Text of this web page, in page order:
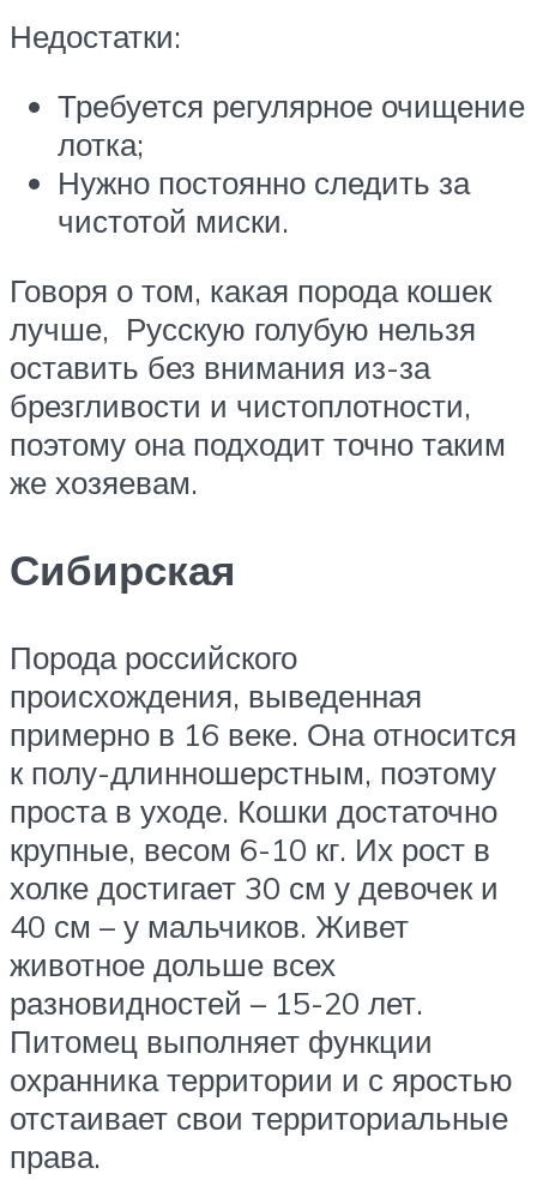
Недостатки:
Требуется регулярное очищение
лотка;
Нужно постоянно следить за
чистотой миски.
Говоря о том, какая порода кошек
лучше, Русскую голубую нельзя
оставить без внимания из-за
брезгливости и чистоплотности,
поэтому она подходит точно таким
же хозяевам.
Сибирская
Порода российского
происхождения, выведенная
примерно в 16 веке. Она относится
к полу-длинношерстным, поэтому
проста в уходе. Кошки достаточно
крупные, весом 6-10 кг. Их рост в
холке достигает 30 см у девочек и
40 см – у мальчиков. Живет
животное дольше всех
разновидностей – 15-20 лет.
Питомец выполняет функции
охранника территории и с яростью
отстаивает свои территориальные
права.